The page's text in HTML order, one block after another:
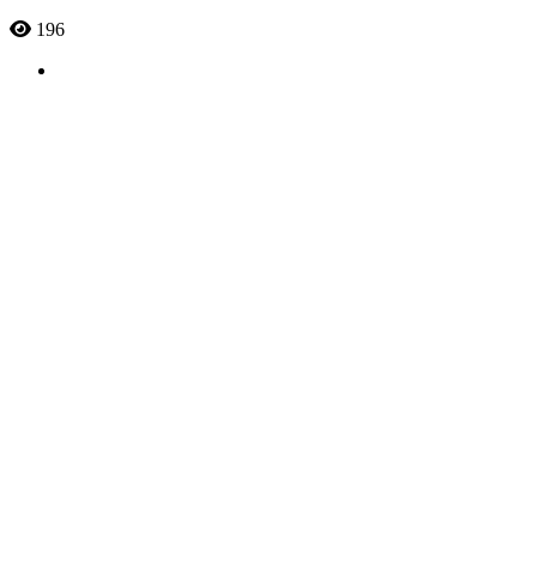
196